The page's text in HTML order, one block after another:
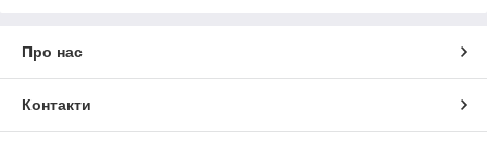
Про нас
Контакти